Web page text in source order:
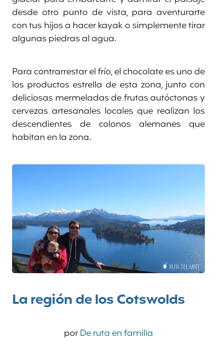
desde otro punto de vista, para aventurarte
con tus hijos a hacer kayak o simplemente tirar
algunas piedras al agua.
Para contrarrestar el frío, el chocolate es uno de
los productos estrella de esta zona, junto con
deliciosas mermeladas de frutas autóctonas y
cervezas artesanales locales que realizan los
descendientes de colonos alemanes que
habitan en la zona.
La región de los Cotswolds
porDe ruta en familia